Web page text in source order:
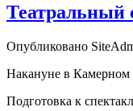
Театральный
Опубликовано
Накануне в Камерном
Подготовка к